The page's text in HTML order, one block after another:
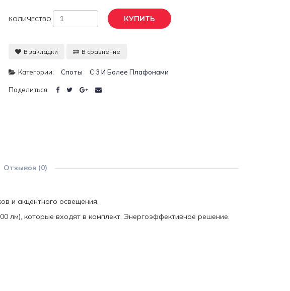
КОЛИЧЕСТВО КУПИТЬ
В закладки В сравнение
Категории: Споты С 3 И Более Плафонами
Поделиться:
Отзывов (0)
и акцентного освещения.
лм), которые входят в комплект. Энергоэффективное решение.